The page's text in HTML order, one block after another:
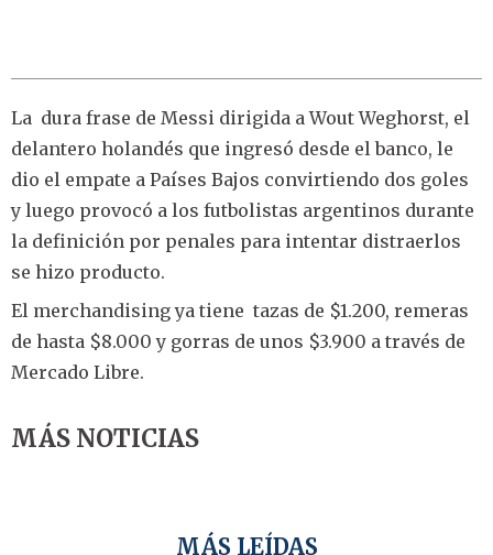
La dura frase de Messi dirigida a Wout Weghorst, el
delantero holandés que ingresó desde el banco, le
dio el empate a Países Bajos convirtiendo dos goles
y luego provocó a los futbolistas argentinos durante
la definición por penales para intentar distraerlos
se hizo producto.
El merchandising ya tiene tazas de $1.200, remeras
de hasta $8.000 y gorras de unos $3.900 a través de
Mercado Libre.
MÁS NOTICIAS
MÁS LEÍDAS